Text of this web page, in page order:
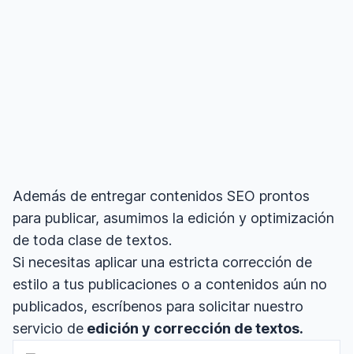
Además de entregar contenidos SEO prontos
para publicar, asumimos la edición y optimización
de toda clase de textos.
Si necesitas aplicar una estricta corrección de
estilo a tus publicaciones o a contenidos aún no
publicados, escríbenos para solicitar nuestro
servicio de edición y corrección de textos.